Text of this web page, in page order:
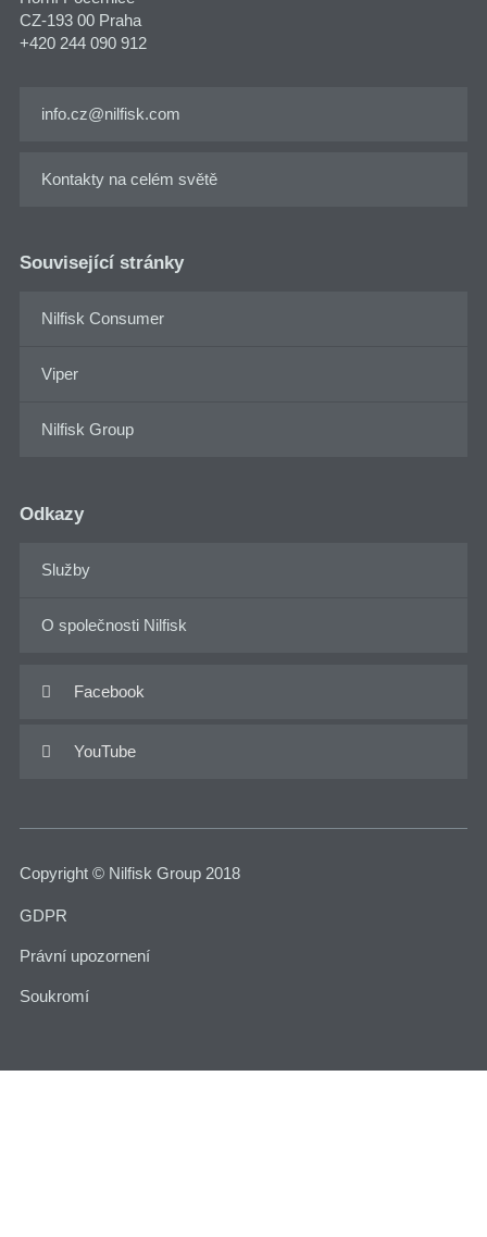
CZ-193 00 Praha
+420 244 090 912
info.cz@nilfisk.com
Kontakty na celém světě
Související stránky
Nilfisk Consumer
Viper
Nilfisk Group
Odkazy
Služby
O společnosti Nilfisk
 Facebook
 YouTube
Copyright © Nilfisk Group 2018
GDPR
Právní upozornení
Soukromí